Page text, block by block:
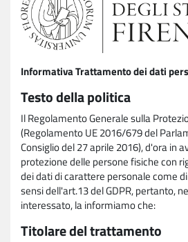
Informativa Trattamento dei dati
Testo della politica
Il Regolamento Generale sulla
(Regolamento UE 2016/679 del
Consiglio del 27 aprile 2016), d'ora in
protezione delle persone fisiche con
dei dati di carattere personale come
sensi dell'art.13 del GDPR, pertanto,
interessato, la informiamo che:
Titolare del trattamento